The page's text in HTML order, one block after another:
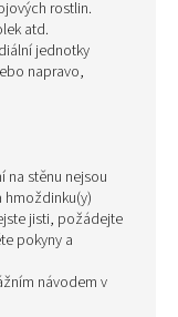
rostlin.
atd.
jednotky
napravo,
na stěnu nejsou
hmoždinku(y)
jisti, požádejte
pokyny a
návodem v